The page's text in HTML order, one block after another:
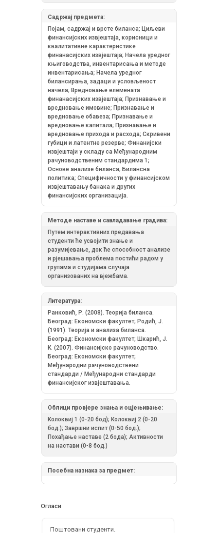
Садржај предмета:
Појам, садржај и врсте биланса; Циљеви
финансијских извјештаја, корисници и
квалитативне карактеристике
финанасијских извјештаја; Начела уредног
књиговодства, инвентарисања и методе
инвентарисања; Начела уредног
билансирања, задаци и условљеност
начела; Вредновање елемената
финанасијских извјештаја; Признавање и
вредновање имовине; Признавање и
вредновање обавеза; Признавање и
вредновање капитала; Признавање и
вредновање прихода и расхода; Скривени
губици и латентне резерве; Финанијски
извјештаји у складу са Међународним
рачуноводственим стандардима 1;
Основе анализе биланса; Билансна
политика; Специфичности у финансијском
извјештавању банака и других
финансијских организација.
Методе наставе и савладавање градива:
Путем интерактивних предавања
студенти ће усвојити знање и
разумијевање, док ће способност анализе
и рјешавања проблема постићи радом у
групама и студијама случаја
организованих на вјежбама.
Литература:
Ранковић, Р. (2008). Теорија биланса.
Београд: Економски факултет; Родић, Ј.
(1991). Теорија и анализа биланса.
Београд: Економски факултет; Шкарић, Ј.
К. (2007). Финансијско рачуноводство.
Београд: Економски факултет;
Међународни рачуноводствени
стандарди / Међународни стандарди
финансијског извјештавања.
Облици провјере знања и оцјењивање:
Колоквиј 1 (0-20 бод); Колоквиј 2 (0-20
бод.); Завршни испит (0-50 бод.);
Похађање наставе (2 бода); Активности
на настави (0-8 бод.)
Посебна назнака за предмет:
Огласи
Поштовани студенти.